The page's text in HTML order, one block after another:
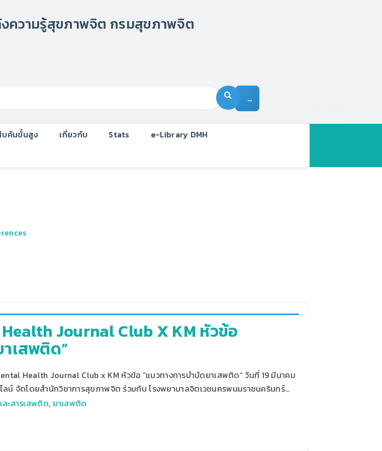
…
บค้นขั้นสูง เกี่ยวกับ Stats
e-Library DMH
Journal Club X KM หัวข้อ
เสพติด”
Health Journal Club x KM หัวข้อ “แนวทางการบำบัดยาเสพติด” วันที่ 19 มีนาคม
น์ จัดโดยสำนักวิชาการสุขภาพจิต ร่วมกับ โรงพยาบาลจิตเวชนครพนมราชนครินทร์…
ละสารเสพติด, ยาเสพติด